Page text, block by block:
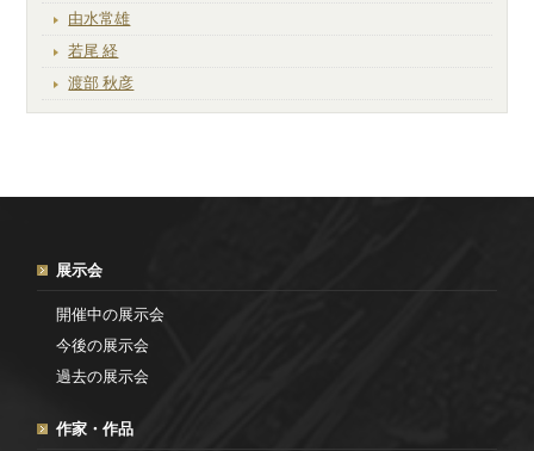
由水常雄
若尾 経
渡部 秋彦
展示会
開催中の展示会
今後の展示会
過去の展示会
作家・作品